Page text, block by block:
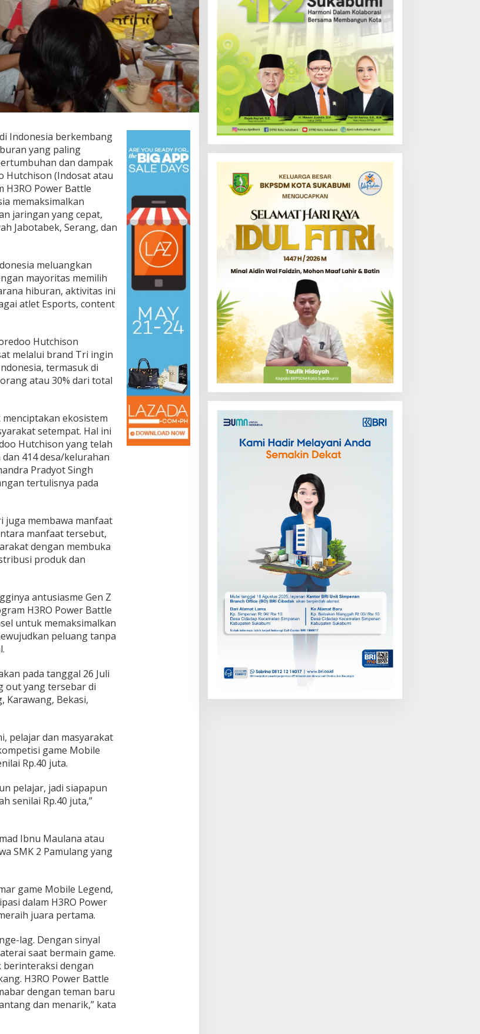
Indonesia berkembang
yang paling
dan dampak
Hutchison (Indosat atau
Power Battle
memaksimalkan
jaringan yang cepat,
Jabotabek, Serang, dan
meluangkan
mayoritas memilih
hiburan, aktivitas ini
atlet Esports, content
Hutchison
melalui brand Tri ingin
termasuk di
atau 30% dari total
ekosistem
setempat. Hal ini
Hutchison yang telah
414 desa/kelurahan
Pradyot Singh
tertulisnya pada
juga membawa manfaat
manfaat tersebut,
dengan membuka
produk dan
antusiasme Gen Z
H3RO Power Battle
untuk memaksimalkan
peluang tanpa
pada tanggal 26 Juli
out yang tersebar di
Karawang, Bekasi,
pelajar dan masyarakat
game Mobile
Rp.40 juta.
pelajar, jadi siapapun
senilai Rp.40 juta,”
Ibnu Maulana atau
SMK 2 Pamulang yang
game Mobile Legend,
dalam H3RO Power
juara pertama.
lag. Dengan sinyal
saat bermain game.
berinteraksi dengan
H3RO Power Battle
dengan teman baru
dan menarik,” kata